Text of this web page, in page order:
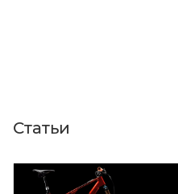
Статьи